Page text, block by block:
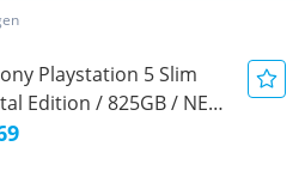
Playstation 5 Slim
Edition / 825GB / NEU
Verpackt / Volle